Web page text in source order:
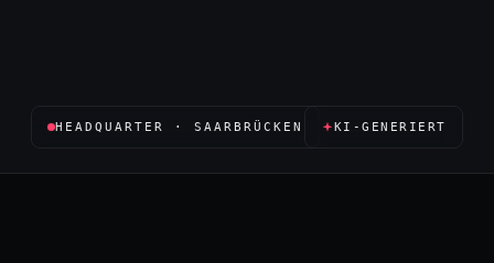
HEADQUARTER · SAARBRÜCKEN KI-GENERIERT